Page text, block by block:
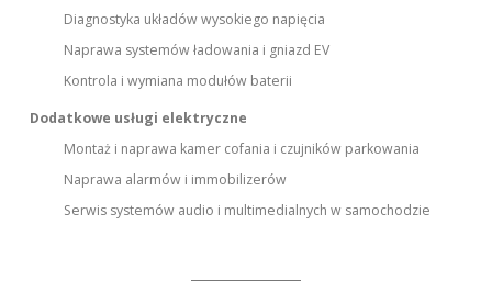
Diagnostyka układów wysokiego napięcia
Naprawa systemów ładowania i gniazd EV
Kontrola i wymiana modułów baterii
Dodatkowe usługi elektryczne
Montaż i naprawa kamer cofania i czujników parkowania
Naprawa alarmów i immobilizerów
Serwis systemów audio i multimedialnych w samochodzie